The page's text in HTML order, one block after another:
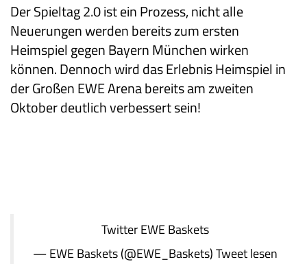
Der Spieltag 2.0 ist ein Prozess, nicht alle
Neuerungen werden bereits zum ersten
Heimspiel gegen Bayern München wirken
können. Dennoch wird das Erlebnis Heimspiel in
der Großen EWE Arena bereits am zweiten
Oktober deutlich verbessert sein!
TwitterEWE Baskets
— EWE Baskets (@EWE_Baskets)Tweet lesen